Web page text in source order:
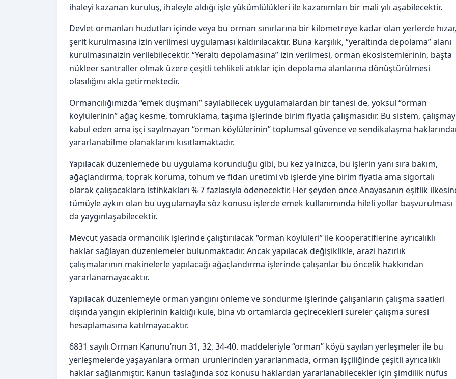
ihaleyi kazanan kuruluş, ihaleyle aldığı işle yükümlülükleri ile kazanımları bir mali yılı aşabilecektir.
Devlet ormanları hudutları içinde veya bu orman sınırlarına bir kilometreye kadar olan yerlerde hızar,
şerit kurulmasına izin verilmesi uygulaması kaldırılacaktır. Buna karşılık, “yeraltında depolama” alanı
kurulmasınaizin verilebilecektir. “Yeraltı depolamasına” izin verilmesi, orman ekosistemlerinin, başta
nükleer santraller olmak üzere çeşitli tehlikeli atıklar için depolama alanlarına dönüştürülmesi
olasılığını akla getirmektedir.
Ormancılığımızda “emek düşmanı” sayılabilecek uygulamalardan bir tanesi de, yoksul “orman
köylülerinin” ağaç kesme, tomruklama, taşıma işlerinde birim fiyatla çalışmasıdır. Bu sistem,
kabul eden ama işçi sayılmayan “orman köylülerinin” toplumsal güvence ve sendikalaşma
yararlanabilme olanaklarını kısıtlamaktadır.
Yapılacak düzenlemede bu uygulama korunduğu gibi, bu kez yalnızca, bu işlerin yanı sıra bakım,
ağaçlandırma, toprak koruma, tohum ve fidan üretimi vb işlerde yine birim fiyatla ama sigortalı
olarak çalışacaklara istihkakları % 7 fazlasıyla ödenecektir. Her şeyden önce Anayasanın eşitlik
tümüyle aykırı olan bu uygulamayla söz konusu işlerde emek kullanımında hileli yollar başvurulması
da yaygınlaşabilecektir.
Mevcut yasada ormancılık işlerinde çalıştırılacak “orman köylüleri” ile kooperatiflerine ayrıcalıklı
haklar sağlayan düzenlemeler bulunmaktadır. Ancak yapılacak değişiklikle, arazi hazırlık
çalışmalarının makinelerle yapılacağı ağaçlandırma işlerinde çalışanlar bu öncelik hakkından
yararlanamayacaktır.
Yapılacak düzenlemeyle orman yangını önleme ve söndürme işlerinde çalışanların çalışma saatleri
dışında yangın ekiplerinin kaldığı kule, bina vb ortamlarda geçirecekleri süreler çalışma süresi
hesaplamasına katılmayacaktır.
6831 sayılı Orman Kanunu’nun 31, 32, 34-40. maddeleriyle “orman” köyü sayılan yerleşmeler ile bu
yerleşmelerde yaşayanlara orman ürünlerinden yararlanmada, orman işçiliğinde çeşitli ayrıcalıklı
haklar sağlanmıştır. Kanun taslağında söz konusu haklardan yararlanabilecekler için şimdilik nüfus